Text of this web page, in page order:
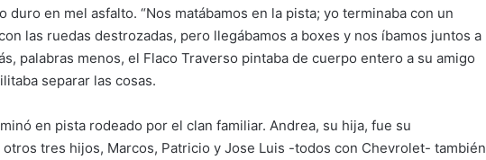
duro en mel asfalto. “Nos matábamos en la pista; yo terminaba con un
las ruedas destrozadas, pero llegábamos a boxes y nos íbamos juntos a
palabras menos, el Flaco Traverso pintaba de cuerpo entero a su amigo
separar las cosas.
en pista rodeado por el clan familiar. Andrea, su hija, fue su
tres hijos, Marcos, Patricio y Jose Luis -todos con Chevrolet- también